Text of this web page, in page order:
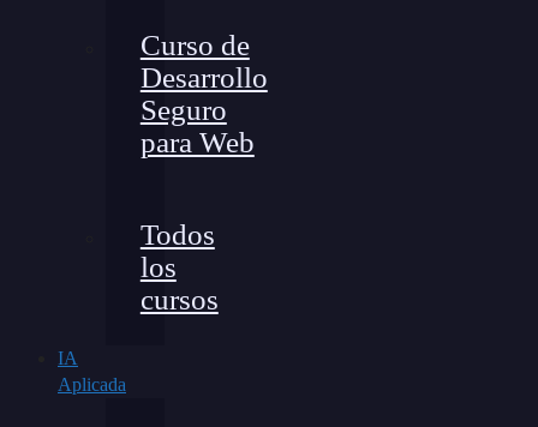
Curso de
Desarrollo
Seguro
para Web
Todos
los
cursos
IA
Aplicada